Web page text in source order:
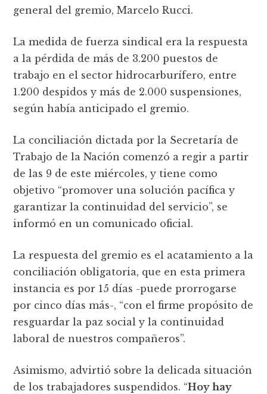
general del gremio, Marcelo Rucci.
La medida de fuerza sindical era la respuesta
a la pérdida de más de 3.200 puestos de
trabajo en el sector hidrocarburífero, entre
1.200 despidos y más de 2.000 suspensiones,
según había anticipado el gremio.
La conciliación dictada por la Secretaría de
Trabajo de la Nación comenzó a regir a partir
de las 9 de este miércoles, y tiene como
objetivo “promover una solución pacífica y
garantizar la continuidad del servicio”, se
informó en un comunicado oficial.
La respuesta del gremio es el acatamiento a la
conciliación obligatoria, que en esta primera
instancia es por 15 días -puede prorrogarse
por cinco días más-, “con el firme propósito de
resguardar la paz social y la continuidad
laboral de nuestros compañeros”.
Asimismo, advirtió sobre la delicada situación
de los trabajadores suspendidos. “Hoy hay